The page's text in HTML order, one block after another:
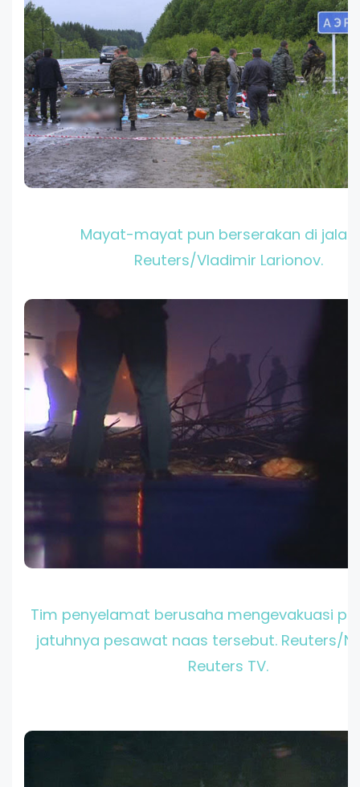
Mayat-mayat pun berserakan di
Reuters/Vladimir Larionov.
Tim penyelamat berusaha mengevakuasi
jatuhnya pesawat naas tersebut. Reuters/
Reuters TV.